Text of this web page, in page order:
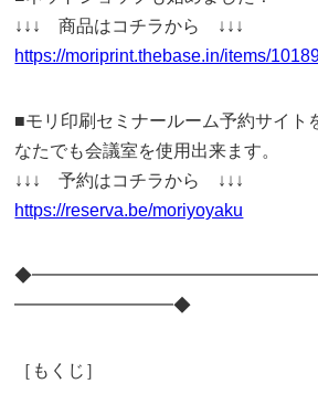
↓↓↓ 商品はコチラから ↓↓↓
https://moriprint.thebase.in/items/
■モリ印刷セミナールーム予約サイ
なたでも会議室を使用出来ます。
↓↓↓ 予約はコチラから ↓↓↓
https://reserva.be/moriyoyaku
━━━━━━━━━◆
［もくじ］